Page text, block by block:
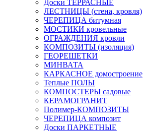
Доски ТЕРРАСНЫЕ
ЛЕСТНИЦЫ (стена, кровля)
ЧЕРЕПИЦА битумная
МОСТИКИ кровельные
ОГРАЖДЕНИЯ кровли
КОМПОЗИТЫ (изоляция)
ГЕОРЕШЕТКИ
МИНВАТА
КАРКАСНОЕ домостроение
Теплые ПОЛЫ
КОМПОСТЕРЫ садовые
КЕРАМОГРАНИТ
Полимер-КОМПОЗИТЫ
ЧЕРЕПИЦА композит
Доски ПАРКЕТНЫЕ